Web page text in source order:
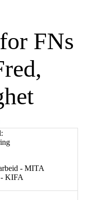
FNs
- MITA
KIFA